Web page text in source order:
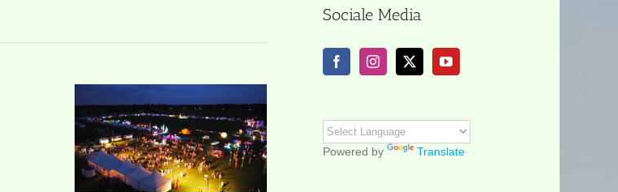
Sociale Media
Powered by Translate